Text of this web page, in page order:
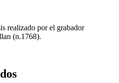
realizado por el grabador
(n.1768).